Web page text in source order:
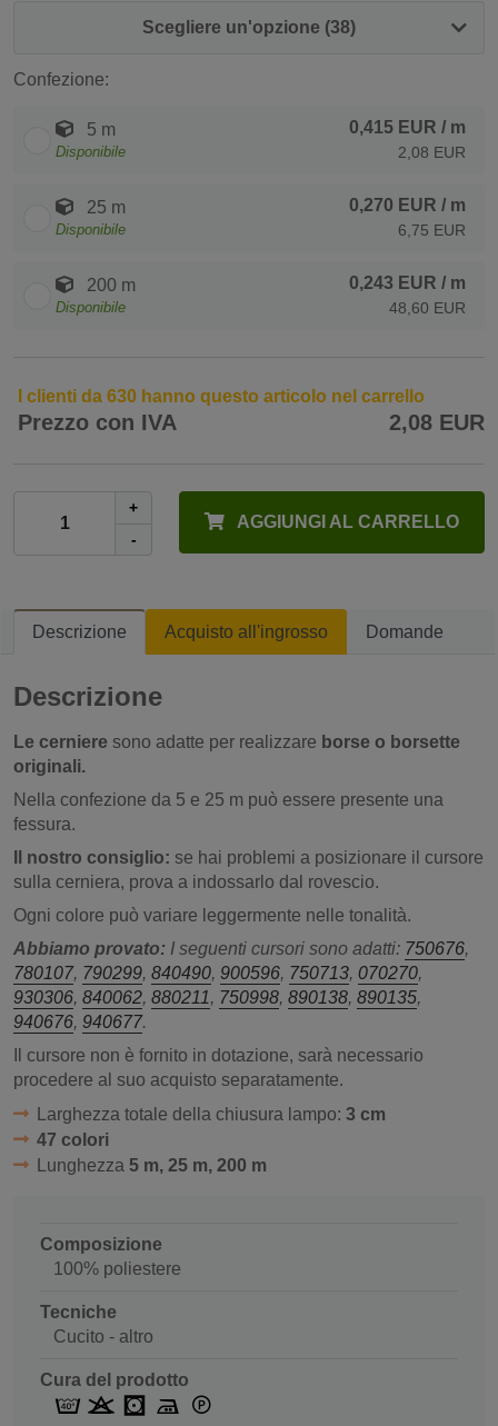
Scegliere un'opzione (38)
Confezione:
5 m
Disponibile
0,415 EUR / m
2,08 EUR
25 m
Disponibile
0,270 EUR / m
6,75 EUR
200 m
Disponibile
0,243 EUR / m
48,60 EUR
I clienti da 630 hanno questo articolo nel carrello
Prezzo con IVA 2,08 EUR
+
-
AGGIUNGI AL CARRELLO
Descrizione Acquisto all'ingrosso Domande
Descrizione
Le cerniere sono adatte per realizzare borse o borsette
originali.
Nella confezione da 5 e 25 m può essere presente una
fessura.
Il nostro consiglio: se hai problemi a posizionare il cursore
sulla cerniera, prova a indossarlo dal rovescio.
Ogni colore può variare leggermente nelle tonalità.
Abbiamo provato: I seguenti cursori sono adatti: 750676,
780107, 790299, 840490, 900596, 750713, 070270,
930306, 840062, 880211, 750998, 890138, 890135,
940676, 940677.
Il cursore non è fornito in dotazione, sarà necessario
procedere al suo acquisto separatamente.
Larghezza totale della chiusura lampo: 3 cm
47 colori
Lunghezza 5 m, 25 m, 200 m
Composizione
100% poliestere
Tecniche
Cucito - altro
Cura del prodotto